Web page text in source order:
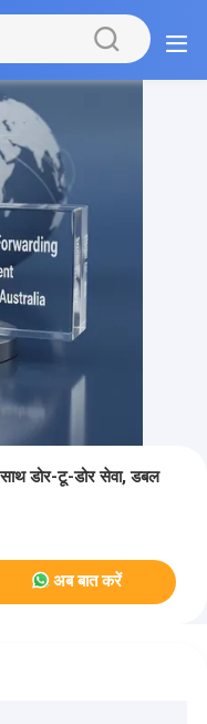
डोर-टू-डोर सेवा, डबल
अब बात करें